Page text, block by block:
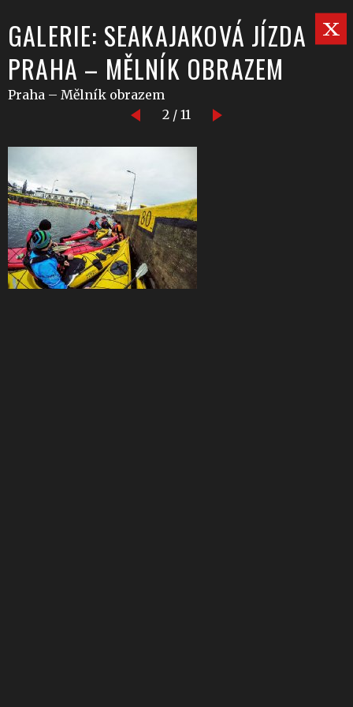
GALERIE: SEAKAJAKOVÁ JÍZDA
PRAHA – MĚLNÍK OBRAZEM
Praha – Mělník obrazem
2 / 11